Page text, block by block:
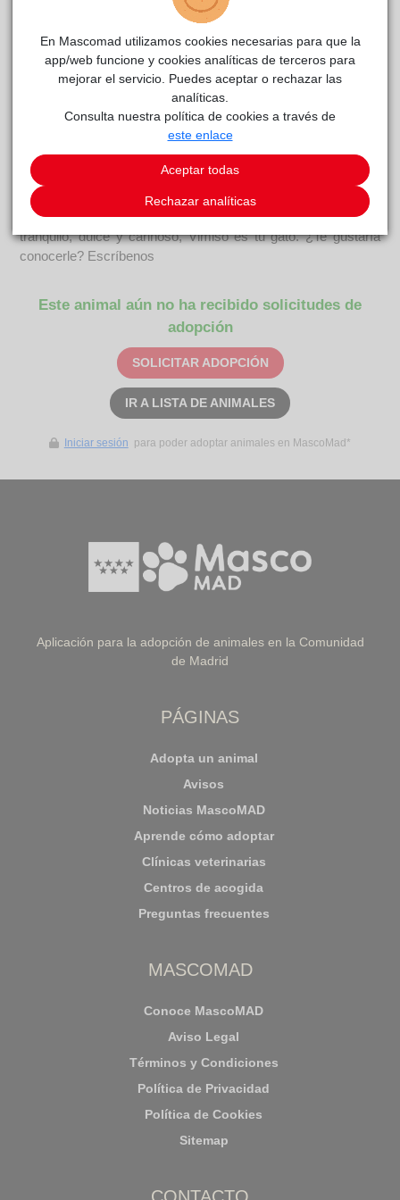
VIMISOreside actualmente en el centro de acogidaLa
Voz Animal.
Vimiso fue recogido por una chica que lo encontró en la calle.
Es un gato muy sensible y bueno que se desvive por las
caricias. Necesita encontrar un hogar pronto, ya que no lo
está pasando muy bien en la protectora. Si buscas un gato
tranquilo, dulce y cariñoso, Vimiso es tu gato. ¿Te gustaría
conocerle? Escríbenos
Este animal aún no ha recibido solicitudes de
adopción
SOLICITAR ADOPCIÓN
IR A LISTA DE ANIMALES
Iniciar sesión para poder adoptar animales en MascoMad*
Aplicación para la adopción de animales en la Comunidad
de Madrid
PÁGINAS
Adopta un animal
Avisos
Noticias MascoMAD
Aprende cómo adoptar
Clínicas veterinarias
Centros de acogida
Preguntas frecuentes
MASCOMAD
Conoce MascoMAD
Aviso Legal
Términos y Condiciones
Política de Privacidad
Política de Cookies
Sitemap
En Mascomad utilizamos cookies necesarias para que la
app/web funcione y cookies analíticas de terceros para
mejorar el servicio. Puedes aceptar o rechazar las
analíticas.
Consulta nuestra política de cookies a través de
este enlace
Aceptar todas
Rechazar analíticas